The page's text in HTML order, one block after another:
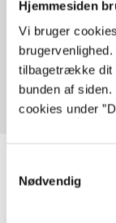
Hjemmesiden
Vi bruger
tilbagetrække dit
bunden af
cookies under
Nødvendig
Artikler
Fra